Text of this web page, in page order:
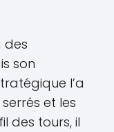
des
son
l’a
et les
des tours, il